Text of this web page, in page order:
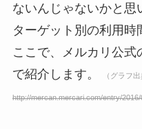
ないんじゃないかと思
ターゲット別の利用時
ここで、メルカリ公
で紹介します。
（グラフ出
http://mercan.mercari.com/entry/